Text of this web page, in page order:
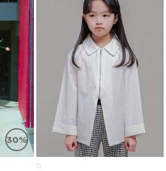
30%